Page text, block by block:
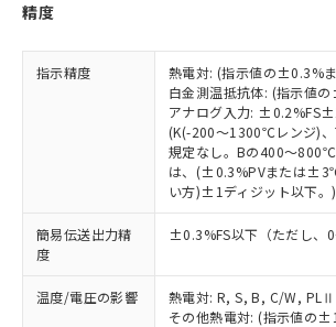
精度
指示精度
熱電対: (指示値の±0.3%
白金測温抵抗体: (指示値
アナログ入力:
(K(-200～1300℃レンジ)
規定なし。Bの400～
は、(±0.3%PVまたは
い方)±1ディジット以下。)
簡易伝送出力精
度
±0.3%FS以下（ただし、
温度/電圧の影響
熱電対: R, S, B, C/W,
その他熱電対: (指示値の
了承ください。
正式な納期状況および標準
様のお取引先、またはお客
ムロン制御機器販売店・当
ご相談ください。
オムロン制御機器販売店や当
ください。
事前の承諾なく第三者に漏
示しないようお願いします。
六価クロム(Cr(Ⅵ)) 1000ppm以下、ポリ臭
類(PBB) 1000ppm以下、ポリ臭化ジフェニ
(PBDE) 1000ppm以下、フタル酸ビス(2-エ
ル) (DEHP)(別名：DOP) 1000ppm以下、
ルベンジル（BBP） 1000ppm以下、フタ
（DBP） 1000ppm以下、フタル酸ジイ
(DIBP) 1000ppm以下
但し、RoHS指令で産業用監視および制御
適用除外項目は除く。
フタル酸エステル類の４物質については閾
図的な使用がないことを確認しています。
※2 対応予定月
ム) : 100ppm、
Cr(Ⅵ)(六価クロム) : 1000ppm、 PBBs(ポ
ニル類) : 1000ppm、 PBDEs(ポリ臭化ジフ
ル類) : 1000ppm、
DBP(フタル酸ジブチル) : 1000ppm、
イソブチル) : 1000ppm、 BBP(フタル酸ブ
ル) : 1000ppm、
DEHP(フタル酸ビス(2-エチルヘキシル)) :
※2 環境保護使用期限
「ｅ」：有害物質（10物質）の
準値以下であることを示します。
可)を取得するなどの必要な
とります。
当社は規制貨物を破棄する
全に破砕するなど、違法に
いよう必要な手段を講じま
当社は貴社製品を、核兵器
ル、化学兵器、生物兵器また
武器並びにこれらの製造装
使用いたしません。
該第三者に通知します。ま
一定数以上の在庫あり
一定数には満たないが
在庫なし(最新の在庫状
いては、お客様のお取
たはお客様担当のオム
認ください)